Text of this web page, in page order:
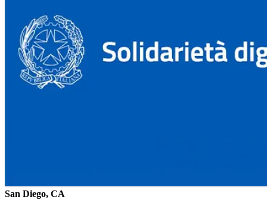
San Diego, CA